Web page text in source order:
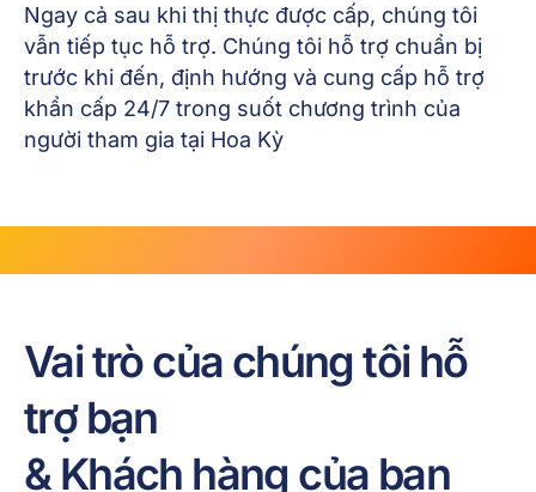
Ngay cả sau khi thị thực được cấp, chúng tôi
vẫn tiếp tục hỗ trợ. Chúng tôi hỗ trợ chuẩn bị
trước khi đến, định hướng và cung cấp hỗ trợ
khẩn cấp 24/7 trong suốt chương trình của
người tham gia tại Hoa Kỳ
Vai trò của chúng tôi hỗ
trợ bạn
& Khách hàng của bạn